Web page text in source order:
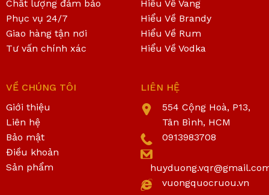
Chất lượng đảm bảo
Phục vụ 24/7
Giao hàng tận nơi
Tư vấn chính xác
Hiểu Về Vang
Hiểu Về Brandy
Hiểu Về Rum
Hiểu Về Vodka
VỀ CHÚNG TÔI
Giới thiệu
Liên hệ
Bảo mật
Điều khoản
Sản phẩm
LIÊN HỆ
554 Cộng Hoà, P13,
Tân Bình, HCM
0913983708
vuongquocruou.vn